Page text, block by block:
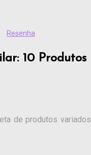
Resenha
10 Produtos
de produtos variados